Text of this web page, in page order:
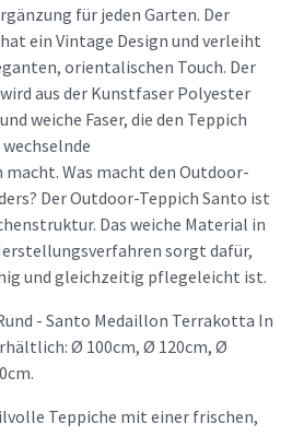
für jeden Garten. Der
ein Vintage Design und verleiht
orientalischen Touch. Der
aus der Kunstfaser Polyester
weiche Faser, die den Teppich
Was macht den Outdoor-
Der Outdoor-Teppich Santo ist
Das weiche Material in
sorgt dafür,
und gleichzeitig pflegeleicht ist.
- Santo Medaillon Terrakotta In
Ø 100cm, Ø 120cm, Ø
Teppiche mit einer frischen,